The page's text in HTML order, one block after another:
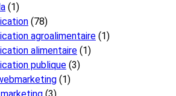
(1)
(78)
agroalimentaire (1)
alimentaire (1)
publique (3)
(1)